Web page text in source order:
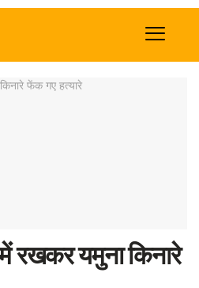
रखकर यमुना किनारे
Education